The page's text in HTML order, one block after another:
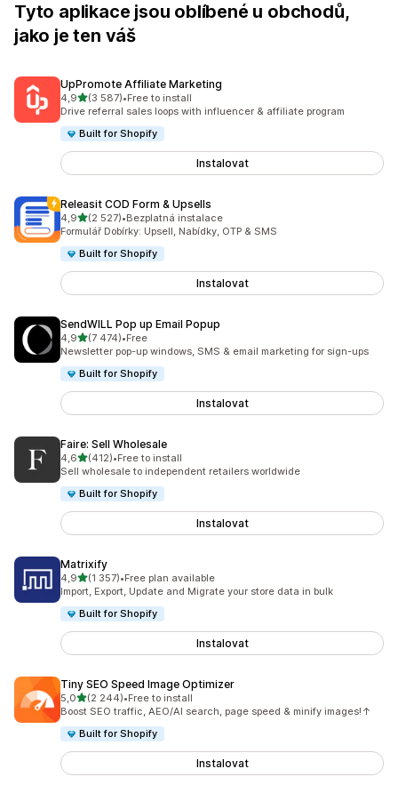
Tyto aplikace jsou oblíbené u obchodů,
jako je ten váš
UpPromote Affiliate Marketing
4,9z 5 hvězd
(3 587)
Celkový počet recenzí: 3587
•Free to install
Drive referral sales loops with influencer & affiliate program
Built for Shopify
Instalovat
Releasit COD Form & Upsells
4,9z 5 hvězd
(2 527)
Celkový počet recenzí: 2527
•Bezplatná instalace
Formulář Dobírky: Upsell, Nabídky, OTP & SMS
Built for Shopify
Instalovat
SendWILL Pop up Email Popup
4,9z 5 hvězd
(7 474)
Celkový počet recenzí: 7474
•Free
Newsletter pop-up windows, SMS & email marketing for sign-ups
Built for Shopify
Instalovat
Faire: Sell Wholesale
4,6z 5 hvězd
(412)
Celkový počet recenzí: 412
•Free to install
Sell wholesale to independent retailers worldwide
Built for Shopify
Instalovat
Matrixify
4,9z 5 hvězd
(1 357)
Celkový počet recenzí: 1357
•Free plan available
Import, Export, Update and Migrate your store data in bulk
Built for Shopify
Instalovat
Tiny SEO Speed Image Optimizer
5,0z 5 hvězd
(2 244)
Celkový počet recenzí: 2244
•Free to install
Boost SEO traffic, AEO/AI search, page speed & minify images!↑
Built for Shopify
Instalovat